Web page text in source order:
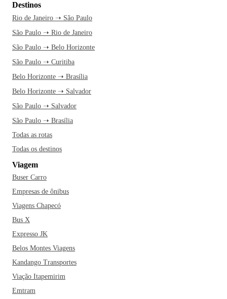
Destinos
Rio de Janeiro ➝ São Paulo
São Paulo ➝ Rio de Janeiro
São Paulo ➝ Belo Horizonte
São Paulo ➝ Curitiba
Belo Horizonte ➝ Brasília
Belo Horizonte ➝ Salvador
São Paulo ➝ Salvador
São Paulo ➝ Brasília
Todas as rotas
Todas os destinos
Viagem
Buser Carro
Empresas de ônibus
Viagens Chapecó
Bus X
Expresso JK
Belos Montes Viagens
Kandango Transportes
Viação Itapemirim
Emtram